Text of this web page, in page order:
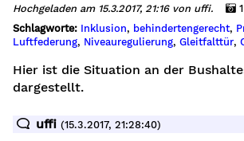
Hochgeladen am 15.3.2017, 21:16 von uffi.
Schlagworte: Inklusion, behindertengerecht,
Luftfederung, Niveauregulierung, Gleitfalttür,
Hier ist die Situation an der
dargestellt.
uffi (15.3.2017, 21:28:40)